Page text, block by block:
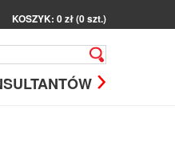
KOSZYK: 0 zł (0 szt.)